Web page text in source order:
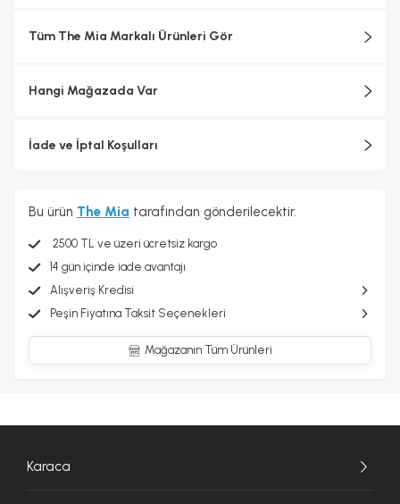
Tüm The Mia Markalı Ürünleri Gör
Hangi Mağazada Var
İade ve İptal Koşulları
Bu ürün The Mia tarafından gönderilecektir.
2500 TL ve üzeri ücretsiz kargo
14 gün içinde iade avantajı
Alışveriş Kredisi
Peşin Fiyatına Taksit Seçenekleri
Mağazanın Tüm Ürünleri
Karaca